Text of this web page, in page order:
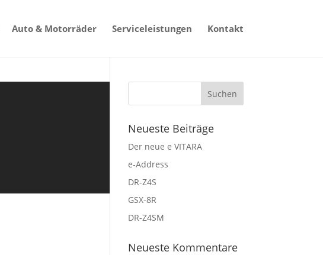
Auto & Motorräder Serviceleistungen Kontakt
Neueste Beiträge
Der neue e VITARA
e-Address
DR-Z4S
GSX-8R
DR-Z4SM
Neueste Kommentare